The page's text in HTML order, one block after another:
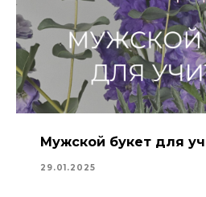
Мужской букет для
29.01.2025